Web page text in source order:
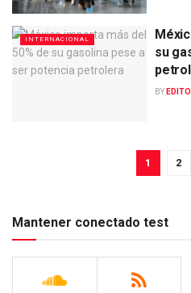
INTERNACIONAL
su
BY
1 2
Mantener conectado test